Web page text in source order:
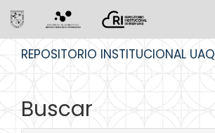
REPOSITORIO INSTITUCIONAL UAQ
Buscar